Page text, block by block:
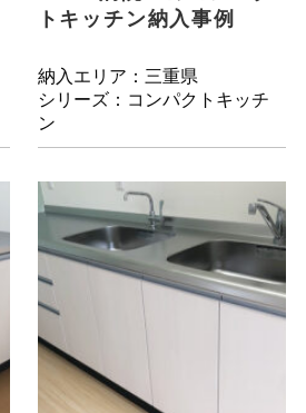
トキッチン納入事例
納入エリア：三重県
シリーズ：コンパクトキッチ
ン